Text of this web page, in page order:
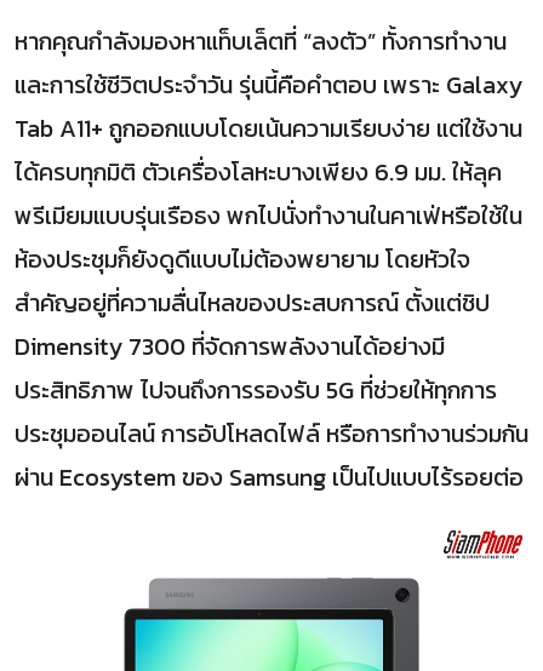
หากคุณกำลังมองหาแท็บเล็ตที่ “ลงตัว” ทั้งการทำงาน
และการใช้ชีวิตประจำวัน รุ่นนี้คือคำตอบ เพราะ Galaxy
Tab A11+ ถูกออกแบบโดยเน้นความเรียบง่าย แต่ใช้งาน
ได้ครบทุกมิติ ตัวเครื่องโลหะบางเพียง 6.9 มม. ให้ลุค
พรีเมียมแบบรุ่นเรือธง พกไปนั่งทำงานในคาเฟ่หรือใช้ใน
ห้องประชุมก็ยังดูดีแบบไม่ต้องพยายาม โดยหัวใจ
สำคัญอยู่ที่ความลื่นไหลของประสบการณ์ ตั้งแต่ชิป
Dimensity 7300 ที่จัดการพลังงานได้อย่างมี
ประสิทธิภาพ ไปจนถึงการรองรับ 5G ที่ช่วยให้ทุกการ
ประชุมออนไลน์ การอัปโหลดไฟล์ หรือการทำงานร่วมกัน
ผ่าน Ecosystem ของ Samsung เป็นไปแบบไร้รอยต่อ